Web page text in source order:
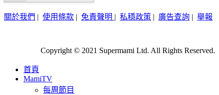
關於我們 | 使用條款 | 免責聲明 | 私穩政策 | 廣告查詢 | 舉報
Copyright © 2021 Supermami Ltd. All Rights Reserved.
首頁
MamiTV
每周節目